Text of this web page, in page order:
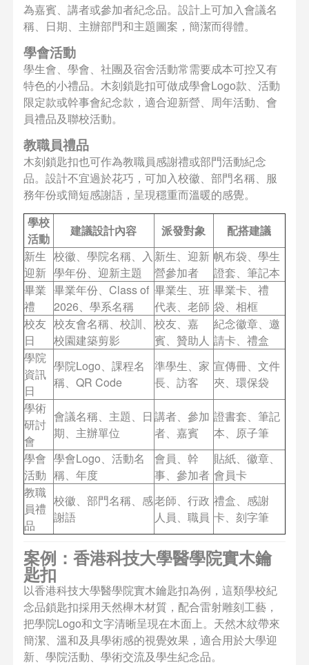
為嘉賓、講者或參加者紀念品。設計上可加入會議名
稱、日期、主辦部門和主題圖案，簡潔而得體。
學會活動
學生會、學會、社團及宿舍活動常需要成本可控又有
特色的小禮品。木刻鎖匙扣可做成學會Logo款、活動
限定款或幹事會紀念款，適合迎新營、周年活動、會
員禮品及聯校活動。
教職員禮品
木刻鎖匙扣也可作為教職員感謝禮或部門活動紀念
品。設計不宜過於花巧，可加入校徽、部門名稱、服
務年份或簡短感謝語，呈現穩重而溫暖的感覺。
學校
活動
建議設計內容 派發對象
配搭建議
新生
迎新
校徽、學院名稱、入
學年份、迎新主題
新生、迎新
營參加者
帆布袋、學生
證套、筆記本
畢業
禮
畢業年份、Class of
2026、學系名稱
畢業生、班
代表、老師
畢業卡、禮
袋、相框
校友
日
校友會名稱、校訓、
校園建築剪影
校友、嘉
賓、贊助人
紀念徽章、邀
請卡、禮盒
學院
資訊
日
學院Logo、課程名
稱、QR Code
準學生、家
長、訪客
宣傳冊、文件
夾、環保袋
學術
研討
會
會議名稱、主題、日
期、主辦單位
講者、參加
者、嘉賓
證書套、筆記
本、原子筆
學會
活動
學會Logo、活動名
稱、年度
會員、幹
事、參加者
貼紙、徽章、
會員卡
教職
員禮
品
校徽、部門名稱、感
謝語
老師、行政
人員、職員
禮盒、感謝
卡、刻字筆
案例：香港科技大學醫學院實木鑰
匙扣
以香港科技大學醫學院實木鑰匙扣為例，這類學校紀
念品鎖匙扣採用天然櫸木材質，配合雷射雕刻工藝，
把學院Logo和文字清晰呈現在木面上。天然木紋帶來
簡潔、溫和及具學術感的視覺效果，適合用於大學迎
新、學院活動、學術交流及學生紀念品。